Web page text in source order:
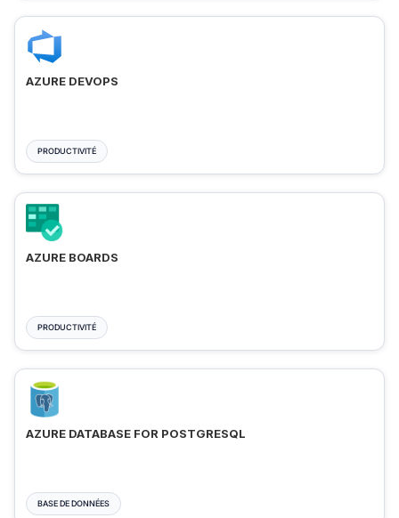
AZURE DEVOPS
PRODUCTIVITÉ
AZURE BOARDS
PRODUCTIVITÉ
AZURE DATABASE FOR POSTGRESQL
BASE DE DONNÉES